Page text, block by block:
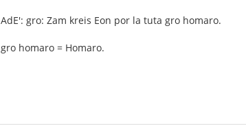
AdE': gro: Zam kreis Eon por la tuta gro homaro.
gro homaro = Homaro.